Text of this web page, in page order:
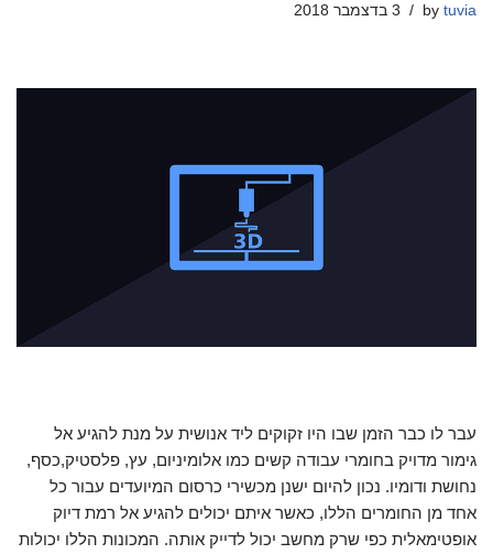
by tuvia 3 בדצמבר 2018
עבר לו כבר הזמן שבו היו זקוקים ליד אנושית על מנת להגיע אל
גימור מדויק בחומרי עבודה קשים כמו אלומיניום, עץ, פלסטיק,כסף,
נחושת ודומיו. נכון להיום ישנן מכשירי כרסום המיועדים עבור כל
אחד מן החומרים הללו, כאשר איתם יכולים להגיע אל רמת דיוק
אופטימאלית כפי שרק מחשב יכול לדייק אותה. המכונות הללו יכולות